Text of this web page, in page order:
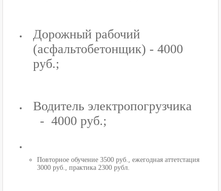
Дорожный рабочий
(асфальтобетонщик) - 4000
руб.;
Водитель электропогрузчика
- 4000 руб.;
Повторное обучение 3500 руб., ежегодная аттетстация
3000 руб., практика 2300 рубл.